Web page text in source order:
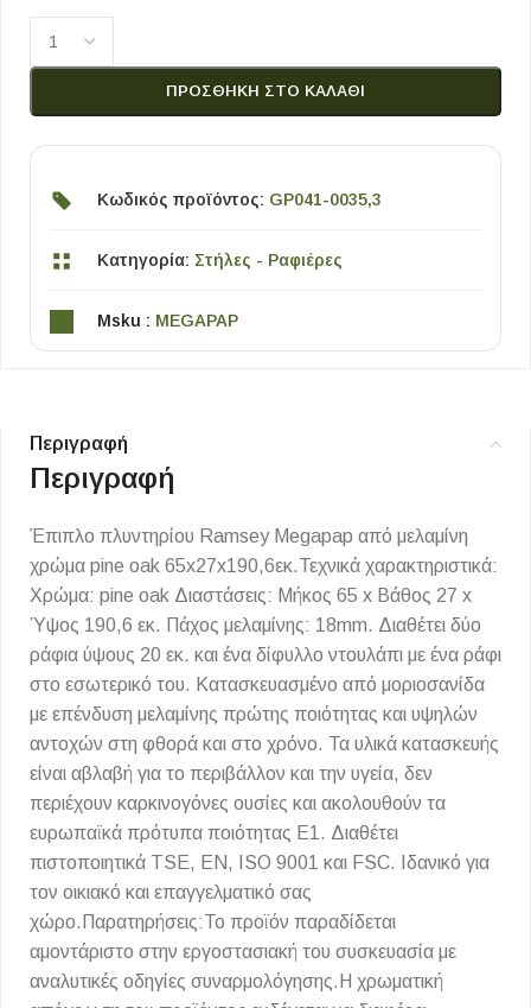
ΠΡΟΣΘΉΚΗ ΣΤΟ ΚΑΛΆΘΙ
Κωδικός προϊόντος: GP041-0035,3
Κατηγορία: Στήλες - Ραφιέρες
Msku : MEGAPAP
Περιγραφή
Περιγραφή
Έπιπλο πλυντηρίου Ramsey Megapap από μελαμίνη
χρώμα pine oak 65x27x190,6εκ.Τεχνικά χαρακτηριστικά:
Χρώμα: pine oak Διαστάσεις: Μήκος 65 x Βάθος 27 x
Ύψος 190,6 εκ. Πάχος μελαμίνης: 18mm. Διαθέτει δύο
ράφια ύψους 20 εκ. και ένα δίφυλλο ντουλάπι με ένα ράφι
στο εσωτερικό του. Κατασκευασμένο από μοριοσανίδα
με επένδυση μελαμίνης πρώτης ποιότητας και υψηλών
αντοχών στη φθορά και στο χρόνο. Τα υλικά κατασκευής
είναι αβλαβή για το περιβάλλον και την υγεία, δεν
περιέχουν καρκινογόνες ουσίες και ακολουθούν τα
ευρωπαϊκά πρότυπα ποιότητας Ε1. Διαθέτει
πιστοποιητικά TSE, EN, ISO 9001 και FSC. Ιδανικό για
τον οικιακό και επαγγελματικό σας
χώρο.Παρατηρήσεις:Το προϊόν παραδίδεται
αμοντάριστο στην εργοστασιακή του συσκευασία με
αναλυτικές οδηγίες συναρμολόγησης.Η χρωματική